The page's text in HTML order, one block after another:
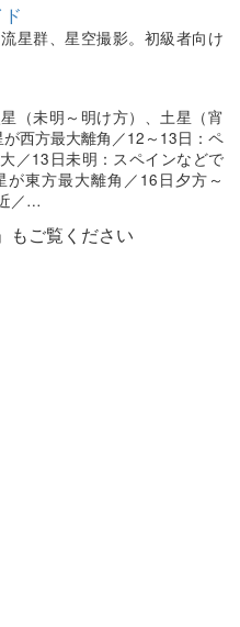
星群、星空撮影。初級者向け
（未明～明け方）、土星（宵
西方最大離角／12～13日：ペ
／13日未明：スペインなどで
が東方最大離角／16日夕方～
／…
」もご覧ください